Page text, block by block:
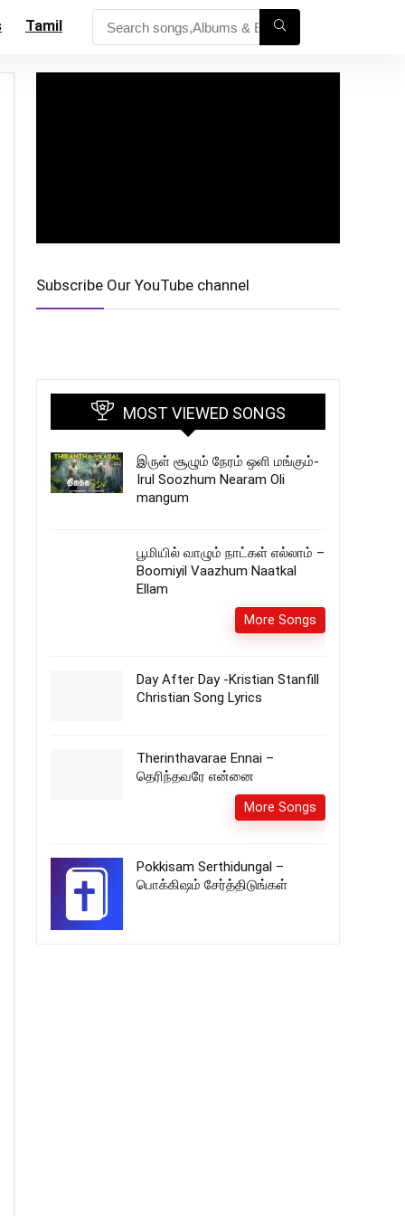
Tamil
Subscribe Our YouTube channel
MOST VIEWED SONGS
இருள் சூழும் நேரம் ஒளி மங்கும்-
Irul Soozhum Nearam Oli
mangum
பூமியில் வாழும் நாட்கள் எல்லாம் –
Boomiyil Vaazhum Naatkal
Ellam
More Songs
Day After Day -Kristian Stanfill
Christian Song Lyrics
Therinthavarae Ennai –
தெரிந்தவரே என்னை
More Songs
Pokkisam Serthidungal –
பொக்கிஷம் சேர்த்திடுங்கள்